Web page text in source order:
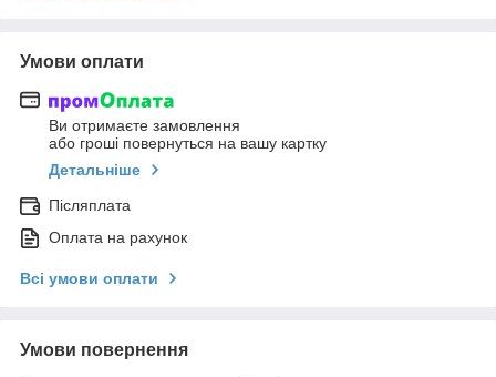
Умови оплати
Ви отримаєте замовлення
або гроші повернуться на вашу картку
Детальніше
Післяплата
Оплата на рахунок
Всі умови оплати
Умови повернення